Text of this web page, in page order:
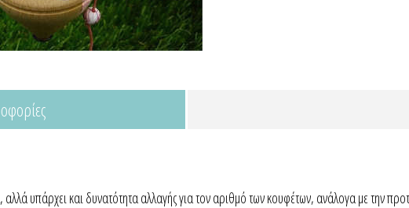
υπάρχει και δυνατότητα αλλαγής για τον αριθμό των κουφέτων, ανάλογα με την